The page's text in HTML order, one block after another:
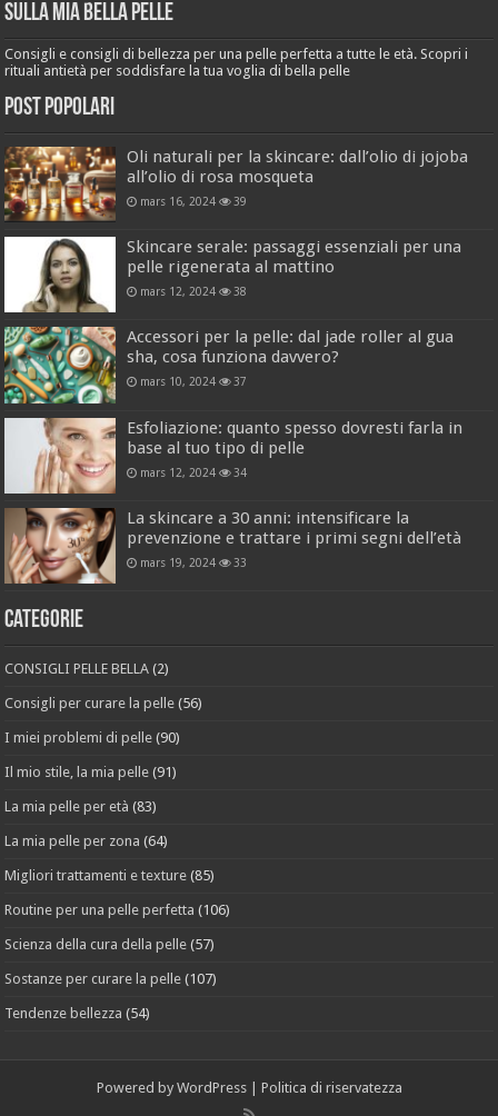
Sulla mia bella pelle
Consigli e consigli di bellezza per una pelle perfetta a tutte le età. Scopri i
rituali antietà per soddisfare la tua voglia di bella pelle
Post popolari
Oli naturali per la skincare: dall’olio di jojoba
all’olio di rosa mosqueta
mars 16, 2024 39
Skincare serale: passaggi essenziali per una
pelle rigenerata al mattino
mars 12, 2024 38
Accessori per la pelle: dal jade roller al gua
sha, cosa funziona davvero?
mars 10, 2024 37
Esfoliazione: quanto spesso dovresti farla in
base al tuo tipo di pelle
mars 12, 2024 34
La skincare a 30 anni: intensificare la
prevenzione e trattare i primi segni dell’età
mars 19, 2024 33
Categorie
CONSIGLI PELLE BELLA (2)
Consigli per curare la pelle (56)
I miei problemi di pelle (90)
Il mio stile, la mia pelle (91)
La mia pelle per età (83)
La mia pelle per zona (64)
Migliori trattamenti e texture (85)
Routine per una pelle perfetta (106)
Scienza della cura della pelle (57)
Sostanze per curare la pelle (107)
Tendenze bellezza (54)
Powered by WordPress| Politica di riservatezza